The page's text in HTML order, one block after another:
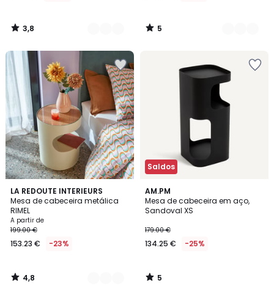
3,8
/
5
/
LA REDOUTE INTERIEURS
Mesa de cabeceira metálica
RIMEL
A partir de
199.00 €
153.23 € -23%
4,8
/ 5
3
Cores
4,8
/
Saldos
AM.PM
Mesa de cabeceira em aço,
Sandoval XS
179.00 €
134.25 € -25%
5
/
5
5
/